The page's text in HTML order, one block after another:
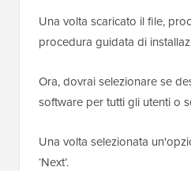
Una volta scaricato il file,
procedura guidata di
Ora, dovrai selezionare se
software per tutti gli utenti o
Una volta selezionata
‘Next’.